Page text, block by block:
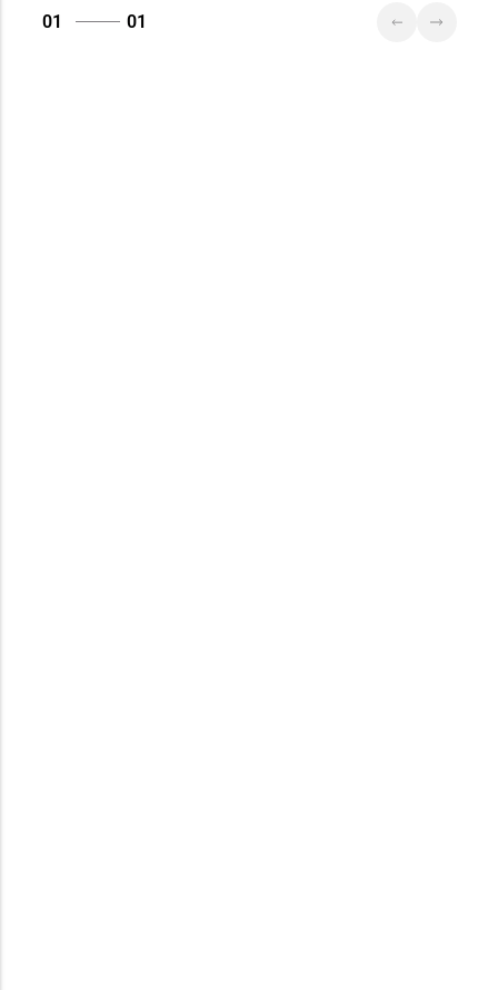
01 01